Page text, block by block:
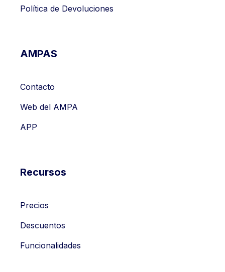
Política de Devoluciones
AMPAS
Contacto
Web del AMPA
APP
Recursos
Precios
Descuentos
Funcionalidades